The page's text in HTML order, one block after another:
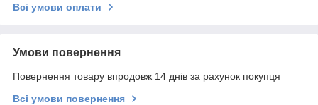
Всі умови оплати
Умови повернення
Повернення товару впродовж 14 днів за рахунок покупця
Всі умови повернення